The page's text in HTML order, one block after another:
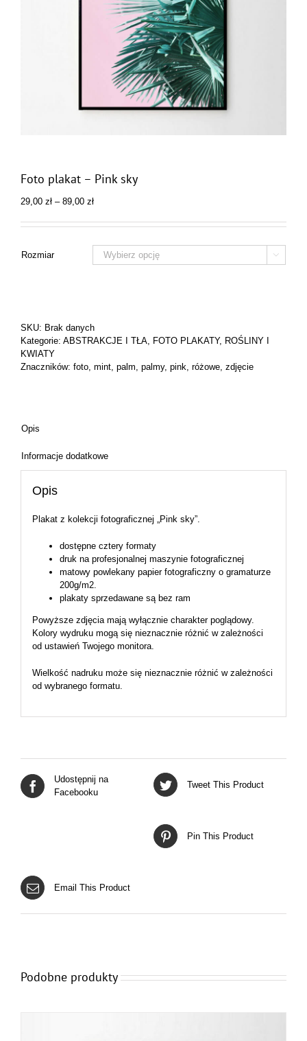
Foto plakat – Pink sky
29,00 zł – 89,00 złZakres
od
89,00 zł
Rozmiar 
SKU: Brak danych
Kategorie: ABSTRAKCJE I TŁA, FOTO PLAKATY, ROŚLINY I
KWIATY
Znaczników: foto, mint, palm, palmy, pink, różowe, zdjęcie
Opis
Informacje dodatkowe
Opis
Plakat z kolekcji fotograficznej „Pink sky”.
dostępne cztery formaty
druk na profesjonalnej maszynie fotograficznej
matowy powlekany papier fotograficzny o gramaturze
200g/m2.
plakaty sprzedawane są bez ram
Powyższe zdjęcia mają wyłącznie charakter poglądowy.
Kolory wydruku mogą się nieznacznie różnić w zależności
od ustawień Twojego monitora.
Wielkość nadruku może się nieznacznie różnić w zależności
od wybranego formatu.
Udostępnij na
Facebooku
Tweet This Product
Pin This Product
Email This Product
Podobne produkty